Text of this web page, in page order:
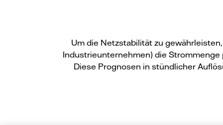
Um die Netzstabilität zu
Industrieunternehmen) die Strommenge
Diese Prognosen in stündlicher